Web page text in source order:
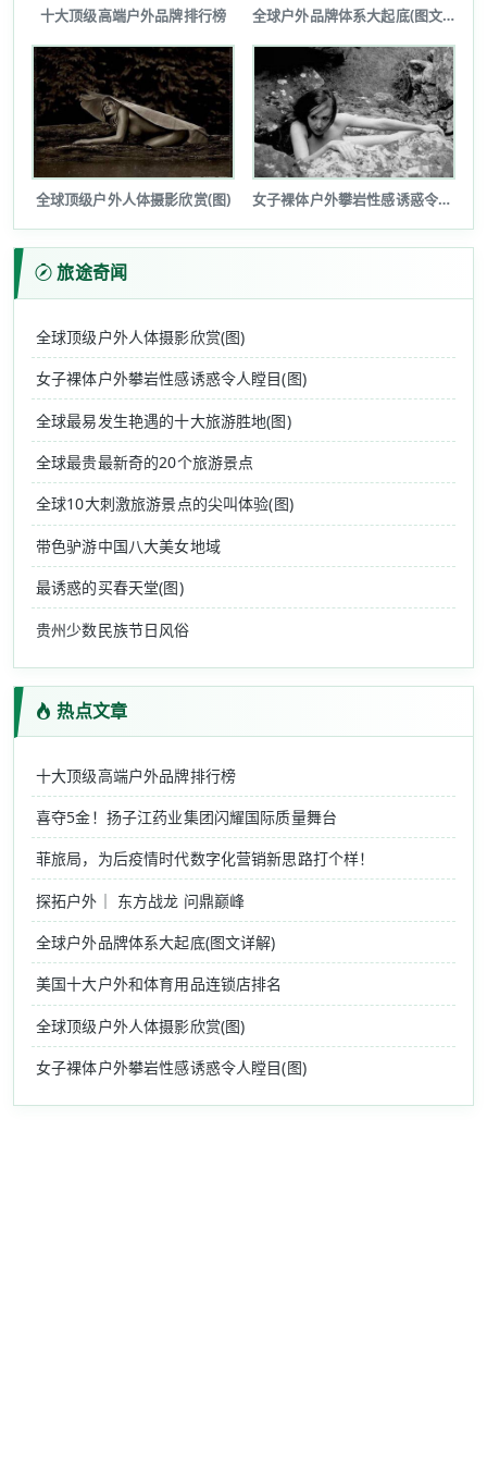
十大顶级高端户外品牌排行榜 全球户外品牌体系大起底(图文详解)
全球顶级户外人体摄影欣赏(图) 女子裸体户外攀岩性感诱惑令人瞠目(图...
旅途奇闻
全球顶级户外人体摄影欣赏(图)
女子裸体户外攀岩性感诱惑令人瞠目(图)
全球最易发生艳遇的十大旅游胜地(图)
全球最贵最新奇的20个旅游景点
全球10大刺激旅游景点的尖叫体验(图)
带色驴游中国八大美女地域
最诱惑的买春天堂(图)
贵州少数民族节日风俗
热点文章
十大顶级高端户外品牌排行榜
喜夺5金！扬子江药业集团闪耀国际质量舞台
菲旅局，为后疫情时代数字化营销新思路打个样！
探拓户外｜ 东方战龙 问鼎巅峰
全球户外品牌体系大起底(图文详解)
美国十大户外和体育用品连锁店排名
全球顶级户外人体摄影欣赏(图)
女子裸体户外攀岩性感诱惑令人瞠目(图)